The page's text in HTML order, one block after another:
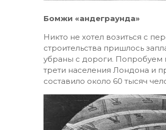
Бомжи «андеграунда»
Никто не хотел возиться с
строительства пришлось
убраны с дороги. Попробуем
трети населения Лондона и
составило около 60 тысяч